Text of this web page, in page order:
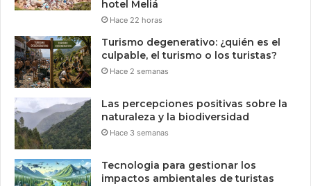
hotel Meliá
Hace 22 horas
Turismo degenerativo: ¿quién es el
culpable, el turismo o los turistas?
Hace 2 semanas
Las percepciones positivas sobre la
naturaleza y la biodiversidad
Hace 3 semanas
Tecnologia para gestionar los
impactos ambientales de turistas